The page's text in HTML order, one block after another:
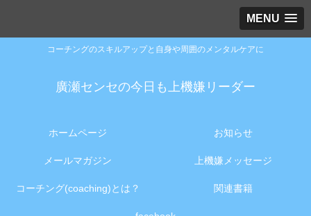
MENU
コーチングのスキルアップと自身や周囲のメンタルケアに
廣瀬センセの今日も上機嫌リーダー
ホームページ お知らせ
メールマガジン 上機嫌メッセージ
コーチング(coaching)とは？ 関連書籍